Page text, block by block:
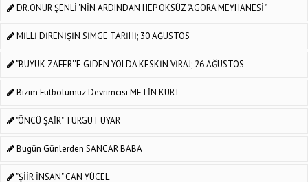
DR.ONUR ŞENLİ 'NİN ARDINDAN HEP ÖKSÜZ "AGORA MEYHANESİ"
MİLLİ DİRENİŞİN SİMGE TARİHİ; 30 AĞUSTOS
"BÜYÜK ZAFER''E GİDEN YOLDA KESKİN VİRAJ; 26 AĞUSTOS
Bizim Futbolumuz Devrimcisi METİN KURT
"ÖNCÜ ŞAİR" TURGUT UYAR
Bugün Günlerden SANCAR BABA
"ŞİİR İNSAN" CAN YÜCEL